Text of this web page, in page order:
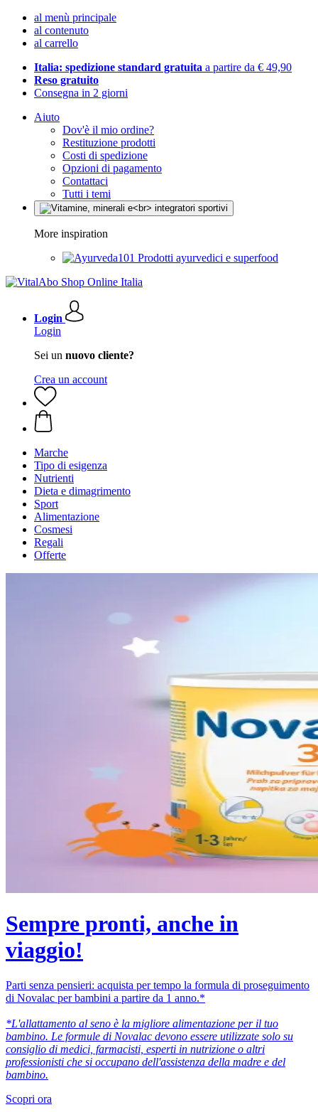
al menù principale
al contenuto
al carrello
Italia: spedizione standard gratuita a partire da € 49,90
Reso gratuito
Consegna in 2 giorni
Aiuto
Dov'è il mio ordine?
Restituzione prodotti
Costi di spedizione
Opzioni di pagamento
Contattaci
Tutti i temi
More inspiration
Prodotti ayurvedici e superfood
Login
Login
Sei un nuovo cliente?
Crea un account
Marche
Tipo di esigenza
Nutrienti
Dieta e dimagrimento
Sport
Alimentazione
Cosmesi
Regali
Offerte
Sempre pronti, anche in
viaggio!
Parti senza pensieri: acquista per tempo la formula di proseguimento
di Novalac per bambini a partire da 1 anno.*
*L'allattamento al seno è la migliore alimentazione per il tuo
bambino. Le formule di Novalac devono essere utilizzate solo su
consiglio di medici, farmacisti, esperti in nutrizione o altri
professionisti che si occupano dell'assistenza della madre e del
bambino.
Scopri ora